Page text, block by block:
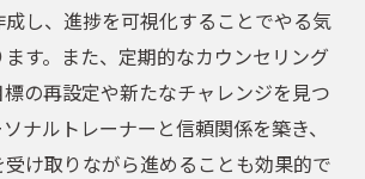
し、進捗を可視化することでやる気
す。また、定期的なカウンセリング
の再設定や新たなチャレンジを見つ
ナルトレーナーと信頼関係を築き、
け取りながら進めることも効果的で